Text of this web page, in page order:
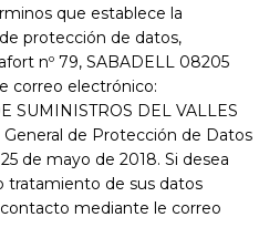
que establece la
protección de datos,
nº 79, SABADELL 08205
correo electrónico:
SUMINISTROS DEL VALLES
de Protección de Datos
de mayo de 2018. Si desea
tratamiento de sus datos
mediante le correo